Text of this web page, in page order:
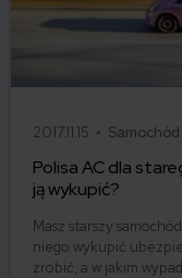
2017.11.15 • Samochód
Polisa AC dla
ją wykupić?
Masz starszy
niego wykupić
zrobić, a w jakim